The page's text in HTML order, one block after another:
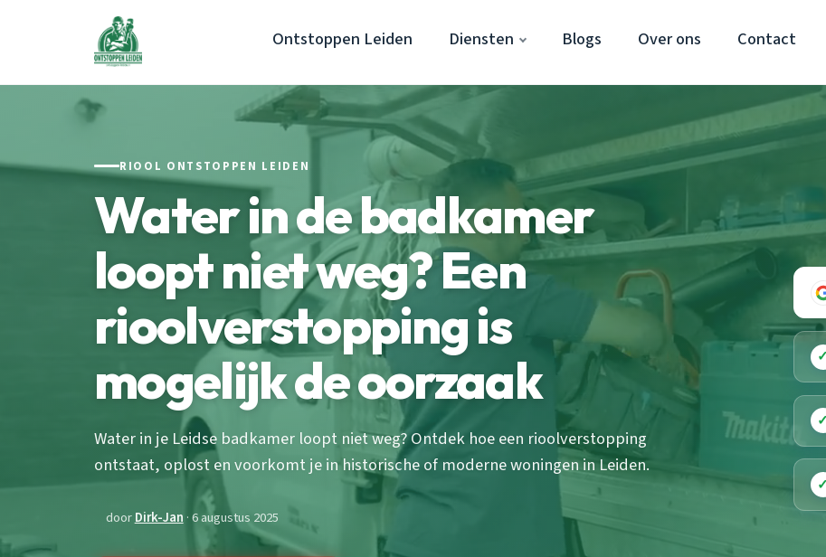
Ontstoppen Leiden Diensten Blogs Over ons Contact
RIOOL ONTSTOPPEN LEIDEN
Water in de badkamer
loopt niet weg? Een
rioolverstopping is
mogelijk de oorzaak
Water in je Leidse badkamer loopt niet weg? Ontdek hoe een rioolverstopping
ontstaat, oplost en voorkomt je in historische of moderne woningen in Leiden.
doorDirk-Jan · 6 augustus 2025
✓
✓
✓